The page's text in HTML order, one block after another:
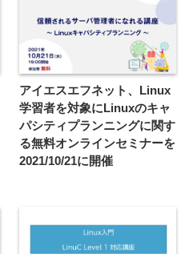
アイエスエフネット、Linux
学習者を対象にLinuxのキャ
パシティプランニングに関す
る無料オンラインセミナーを
2021/10/21に開催